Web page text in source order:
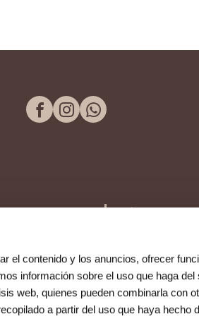
el contenido y los anuncios, ofrecer
información sobre el uso que haga del
web, quienes pueden combinarla con
a partir del uso que haya hecho
Tel. 957 298 661